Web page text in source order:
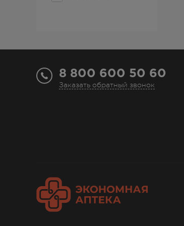
8 800 600 50 60
Заказать обратный звонок